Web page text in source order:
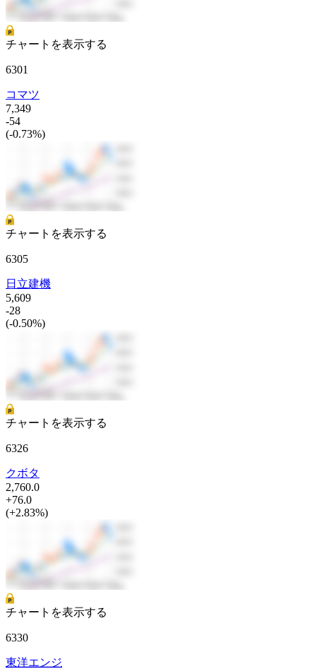
チャートを表示する
6301
コマツ
7,349
-54
(-0.73%)
チャートを表示する
6305
日立建機
5,609
-28
(-0.50%)
チャートを表示する
6326
クボタ
2,760.0
+76.0
(+2.83%)
チャートを表示する
6330
東洋エンジ